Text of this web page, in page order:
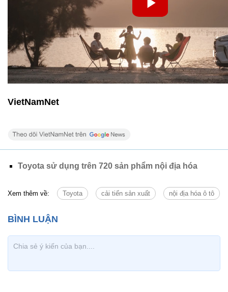
VietNamNet
Toyota sử dụng trên 720 sản phẩm nội địa hóa
Xem thêm về: Toyota cải tiến sản xuất nội địa hóa ô tô